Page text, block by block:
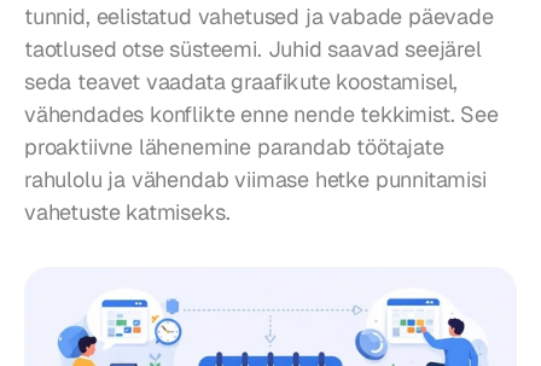
tunnid, eelistatud vahetused ja vabade päevade
taotlused otse süsteemi. Juhid saavad seejärel
seda teavet vaadata graafikute koostamisel,
vähendades konflikte enne nende tekkimist. See
proaktiivne lähenemine parandab töötajate
rahulolu ja vähendab viimase hetke punnitamisi
vahetuste katmiseks.